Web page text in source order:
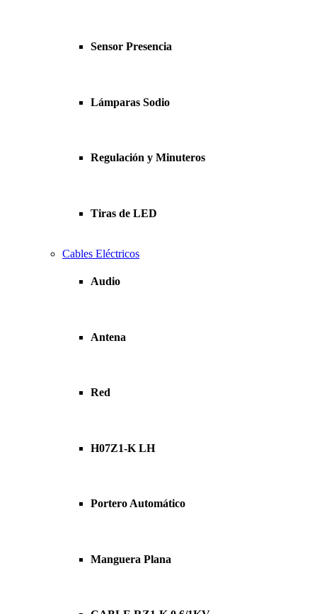
Sensor Presencia
Lámparas Sodio
Regulación y Minuteros
Tiras de LED
Cables Eléctricos
Audio
Antena
Red
H07Z1-K LH
Portero Automático
Manguera Plana